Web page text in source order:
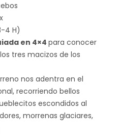
4 H)
en 4×4para conocer
tres macizos de los
nos adentra en el
recorriendo bellos
escondidos al
morrenas glaciares,